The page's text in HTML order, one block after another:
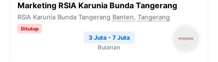
Marketing RSIA Karunia Bunda Tangerang
RSIA Karunia Bunda Tangerang Banten, Tangerang
Ditutup
3 Juta - 7 Juta
Bulanan